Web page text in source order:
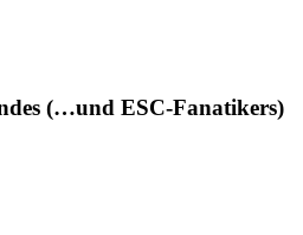
(…und ESC-Fanatikers)